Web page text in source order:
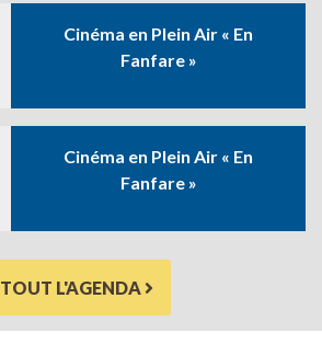
Cinéma en Plein Air « En
Fanfare »
Cinéma en Plein Air « En
Fanfare »
TOUT L'AGENDA